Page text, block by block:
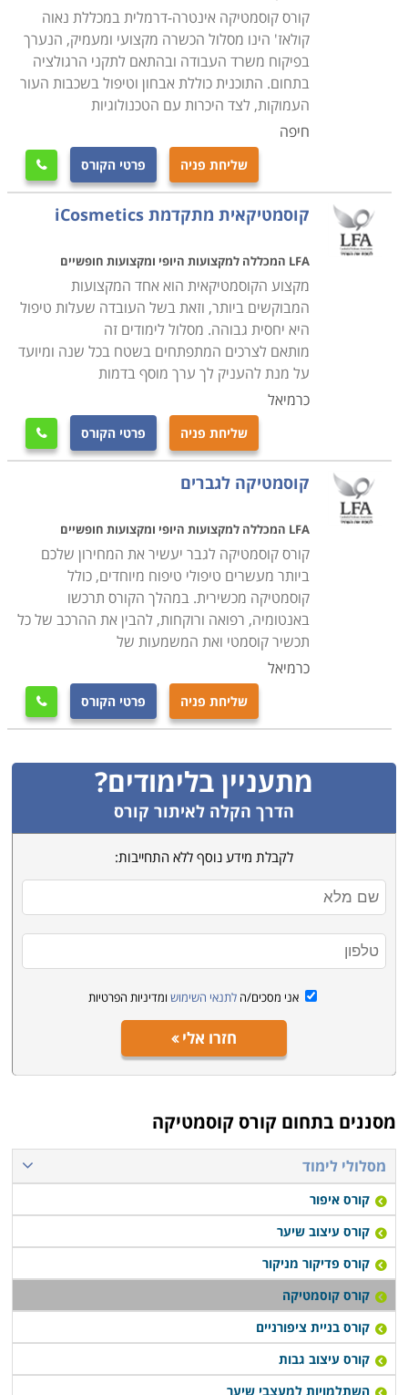
במסגרת הקורס ניתן להתנסות בכל השיטות השונות ולכן
מדובר בקורס שהינו חוויה לימודית, כאשר ניתן ליישם את
הידע על חברות קרובות שכן עם הניסיון מגיעה
ההתמקצעות והלמידה כיצד להשתפר ולהגיע לתוצאות
הקורס מתנהל בקבוצות מצומצמות של עד שש
משתתפו דבר המאפשר תמיכה וליווי צמוד לכל משתתפת
במהלך הלימודים.
הרבה ממכוני היופי הגדולים החלו ממכון קטן וביתי, לכן אם
כבר עכשיו אתן הכתובת לכל החברות בנוגע לטיפוח וטיפול
בעור ובאיפור, הרי שקורס קוסמטיקה עשוי להוות קרש
קפיצה ראשוני לקראת קריירה מצליחה בפתיחת מכון יופי
מקומי או ברשת של מכונים בכל הארץ .
במסגרת הלימודים יינתנו שיעורים בנוגע לפתיחת עסק
עצמאי מבחינה ניהולית ופיננסית, כך שכל מי שתסיים את
הקורס תצא עם ארגז כלים לפתיחת עסק בתחום, כאשר ניתן
תחילה להשתלב באחת החברות ובמשך הזמן אחרי צבירת
ניסיון להתחיל בעסק עצמאי לגמרי וכך להתקדם בהתאם
לשאיפה והיכולת הכלכלית .
קורס קוסמטיקה אינטרה-דרמלית במכללת נאוה
קולאז' הינו מסלול הכשרה מקצועי ומעמיק, הנערך
בפיקוח משרד העבודה ובהתאם לתקני הרגולציה
בתחום. התוכנית כוללת אבחון וטיפול בשכבות העור
העמוקות, לצד היכרות עם הטכנולוגיות
חיפה
שליחת פניה פרטי הקורס 
קוסמטיקאית מתקדמת iCosmetics
LFA המכללה למקצועות היופי ומקצועות חופשיים
מקצוע הקוסמטיקאית הוא אחד המקצועות
המבוקשים ביותר, וזאת בשל העובדה שעלות טיפול
היא יחסית גבוהה. מסלול לימודים זה
מותאם לצרכים המתפתחים בשטח בכל שנה ומיועד
על מנת להעניק לך ערך מוסף בדמות
כרמיאל
שליחת פניה פרטי הקורס 
קוסמטיקה לגברים
LFA המכללה למקצועות היופי ומקצועות חופשיים
קורס קוסמטיקה לגבר יעשיר את המחירון שלכם
ביותר מעשרים טיפולי טיפוח מיוחדים, כולל
קוסמטיקה מכשירית. במהלך הקורס תרכשו
באנטומיה, רפואה ורוקחות, להבין את ההרכב של כל
תכשיר קוסמטי ואת המשמעות של
כרמיאל
שליחת פניה פרטי הקורס 
מתעניין בלימודים?
הדרך הקלה לאיתור קורס
לקבלת מידע נוסף ללא התחייבות:
אני מסכים/ה לתנאי השימוש ומדיניות הפרטיות
חזרו אלי
מסננים בתחום קורס קוסמטיקה
מסלולי לימוד
קורס איפור
קורס עיצוב שיער
קורס פדיקור מניקור
קורס קוסמטיקה
קורס בניית ציפורניים
קורס עיצוב גבות
השתלמויות למעצבי שיער